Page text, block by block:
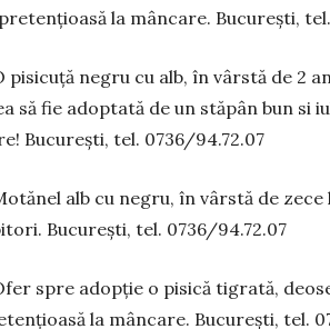
la mâncare. Bucu­rești,
pisicuță negru cu alb, în vârstă de 2
să fie adoptată de un stăpân bun
București, tel. 0736/94.72.07
alb cu negru, în vârstă de
București, tel. 0736/94.72.07
spre adopție o pisică tigrată,
la mâncare. București, tel.